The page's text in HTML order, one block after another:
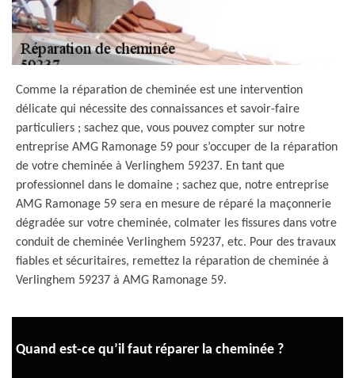
Comme la réparation de cheminée est une intervention
délicate qui nécessite des connaissances et savoir-faire
particuliers ; sachez que, vous pouvez compter sur notre
entreprise AMG Ramonage 59 pour s’occuper de la réparation
de votre cheminée à Verlinghem 59237. En tant que
professionnel dans le domaine ; sachez que, notre entreprise
AMG Ramonage 59 sera en mesure de réparé la maçonnerie
dégradée sur votre cheminée, colmater les fissures dans votre
conduit de cheminée Verlinghem 59237, etc. Pour des travaux
fiables et sécuritaires, remettez la réparation de cheminée à
Verlinghem 59237 à AMG Ramonage 59.
Quand est-ce qu’il faut réparer la cheminée ?